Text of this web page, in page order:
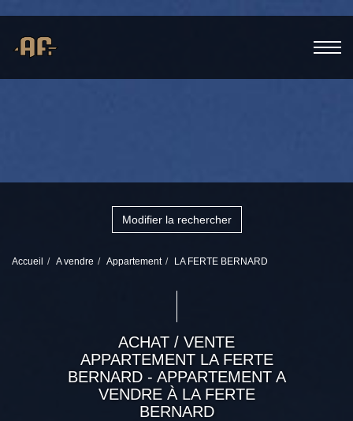
Modifier la rechercher
Accueil A vendre Appartement LA FERTE BERNARD
ACHAT / VENTE
APPARTEMENT LA FERTE
BERNARD - APPARTEMENT A
VENDRE À LA FERTE
BERNARD